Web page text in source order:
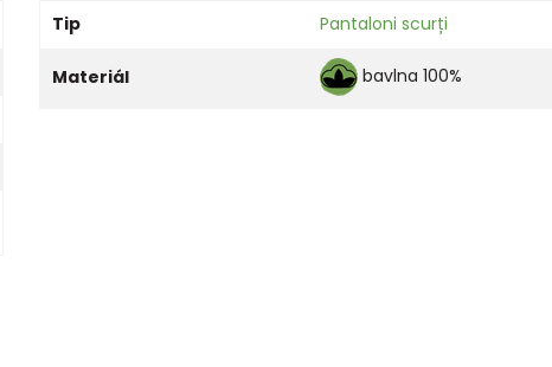
Tip Pantaloni scurți
Materiál bavlna 100%